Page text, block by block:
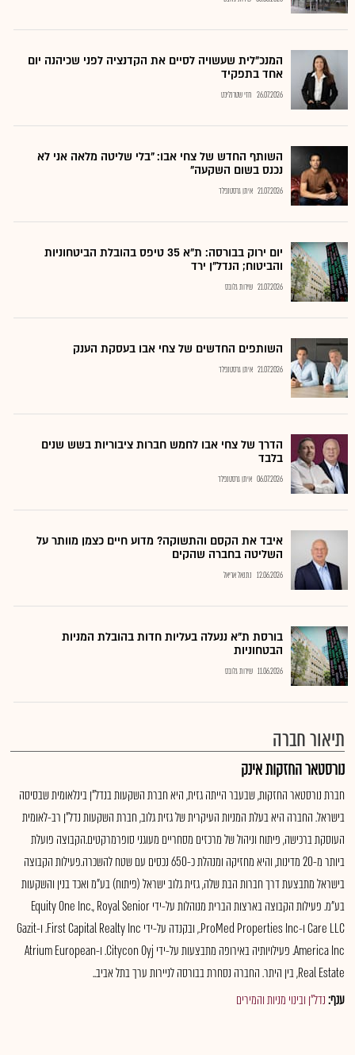
המנכ"לית שעשויה לסיים את הקדנציה לפני שכיהנה יום
אחד בתפקיד
26.07.2026 חזי שטרנליכט
השותף החדש של צחי אבו: "בלי שליטה מלאה אני לא
נכנס בשום השקעה"
21.07.2026 איתן גרסטנפלד
יום ירוק בבורסה: ת"א 35 טיפס בהובלת הביטחוניות
והביטוח; הנדל"ן ירד
21.07.2026 שירות גלובס
השותפים החדשים של צחי אבו בעסקת הענק
21.07.2026 איתן גרסטנפלד
הדרך של צחי אבו לחמש חברות ציבוריות בשש שנים
בלבד
06.07.2026 איתן גרסטנפלד
איבד את הקסם והתשוקה? מדוע חיים כצמן מוותר על
השליטה בחברה שהקים
12.06.2026 נתנאל אריאל
בורסת ת"א ננעלה בעליות חדות בהובלת המניות
הבטחוניות
11.06.2026 שירות גלובס
תיאור חברה
נורסטאר החזקות אינק
חברת נורסטאר החזקות, שבעבר הייתה גזית, היא חברת השקעות בנדל"ן בינלאומית שבסיסה
בישראל. החברה היא בעלת המניות העיקרית של גזית גלוב, חברת השקעות נדל"ן רב-לאומית
העוסקת ברכישה, פיתוח וניהול של מרכזים מסחריים מעוגני סופרמרקטים.הקבוצה פועלת
ביותר מ-20 מדינות, והיא מחזיקה ומנהלת כ-650 נכסים עם שטח להשכרה.פעילות הקבוצה
בישראל מתבצעת דרך חברות הבת שלה, גזית גלוב ישראל (פיתוח) בע"מ ואכד בנין והשקעות
בע"מ. פעילות הקבוצה בארצות הברית מנוהלות על-ידי Equity One Inc., Royal Senior
Care LLC ו-ProMed Properties Inc., ובקנדה על-ידי First Capital Realty Inc. ו-Gazit
America Inc. פעילויותיה באירופה מתבצעות על-ידי Citycon Oyj. ו-Atrium European
Real Estate, בין היתר. החברה נסחרת בבורסה לניירות ערך בתל אביב..
ענף:נדל"ן ובינוי מניות והמירים